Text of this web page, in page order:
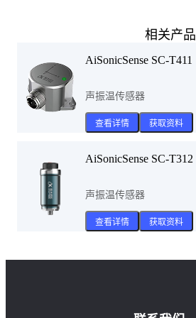
相关产品
AiSonicSense SC-T411
声振温传感器
查看详情 获取资料
AiSonicSense SC-T312
声振温传感器
查看详情 获取资料